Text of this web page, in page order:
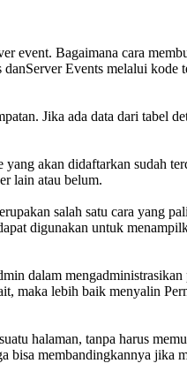
event. Bagaimana cara
Events melalui kode
Jika ada data dari tabel
akan didaftarkan sudah
lain atau belum.
salah satu cara yang
digunakan untuk
dalam
maka lebih baik menyalin
halaman, tanpa harus
membandingkannya jika